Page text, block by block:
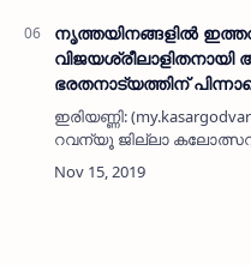
നൃത്തയിനങ്ങളില്‍
ഭരതനാട്യത്തിന്
നാടോടിനൃത്തത്തിലും
സംസ്ഥാനതലത്തിലേക്ക്
ഇരിയണ്ണി:
റവന്യൂ ജില്ലാ
വിഭാഗം ആണ്‍കുട്ടികളുടെ
വിജയശ്രീലാളിതനായി